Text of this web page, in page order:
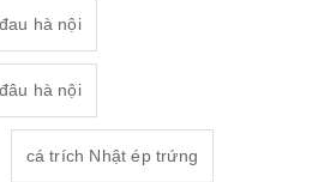
hà nội
hà nội
cá trích Nhật ép trứng